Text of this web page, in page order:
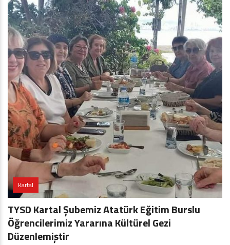
Kartal
TYSD Kartal Şubemiz Atatürk Eğitim Burslu
Öğrencilerimiz Yararına Kültürel Gezi
Düzenlemiştir